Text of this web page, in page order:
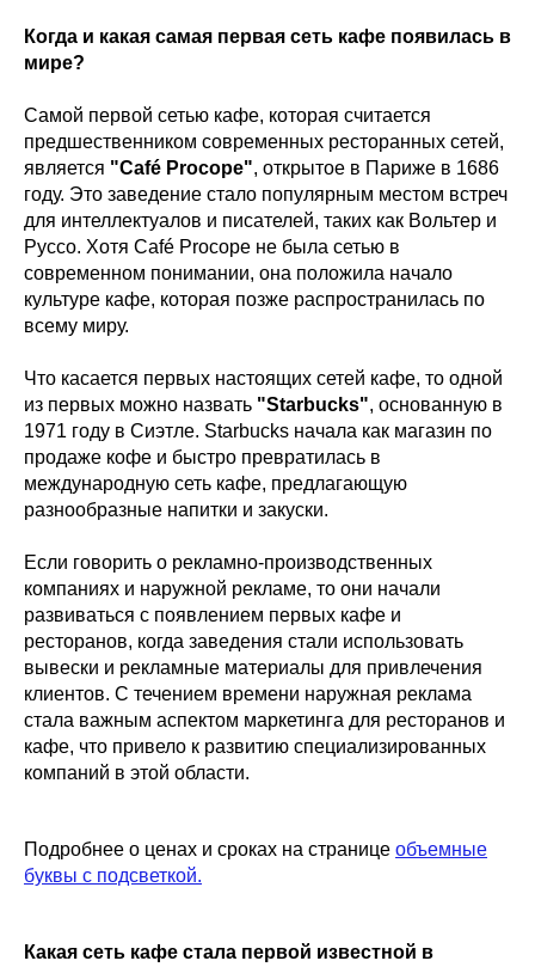
Когда и какая самая первая сеть кафе появилась в
мире?
Самой первой сетью кафе, которая считается
предшественником современных ресторанных сетей,
является "Café Procope", открытое в Париже в 1686
году. Это заведение стало популярным местом встреч
для интеллектуалов и писателей, таких как Вольтер и
Руссо. Хотя Café Procope не была сетью в
современном понимании, она положила начало
культуре кафе, которая позже распространилась по
всему миру.
Что касается первых настоящих сетей кафе, то одной
из первых можно назвать "Starbucks", основанную в
1971 году в Сиэтле. Starbucks начала как магазин по
продаже кофе и быстро превратилась в
международную сеть кафе, предлагающую
разнообразные напитки и закуски.
Если говорить о рекламно-производственных
компаниях и наружной рекламе, то они начали
развиваться с появлением первых кафе и
ресторанов, когда заведения стали использовать
вывески и рекламные материалы для привлечения
клиентов. С течением времени наружная реклама
стала важным аспектом маркетинга для ресторанов и
кафе, что привело к развитию специализированных
компаний в этой области.
Подробнее о ценах и сроках на странице объемные
буквы с подсветкой.
Какая сеть кафе стала первой известной в